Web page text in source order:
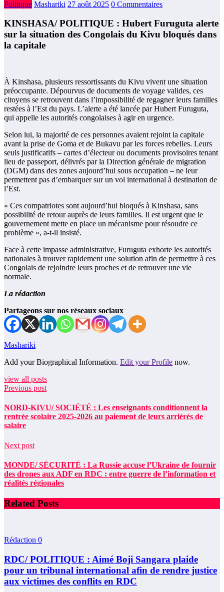
Politique Mashariki 27 août 2025 0 Commentaires
KINSHASA/ POLITIQUE : Hubert Furuguta alerte
sur la situation des Congolais du Kivu bloqués dans
la capitale
À Kinshasa, plusieurs ressortissants du Kivu vivent une situation
préoccupante. Dépourvus de documents de voyage valides, ces
citoyens se retrouvent dans l’impossibilité de regagner leurs familles
restées à l’Est du pays. L’alerte a été lancée par Hubert Furuguta,
qui appelle les autorités congolaises à agir en urgence.
Selon lui, la majorité de ces personnes avaient rejoint la capitale
avant la prise de Goma et de Bukavu par les forces rebelles. Leurs
seuls justificatifs – cartes d’électeur ou documents provisoires tenant
lieu de passeport, délivrés par la Direction générale de migration
(DGM) dans des zones aujourd’hui sous occupation – ne leur
permettent pas d’embarquer sur un vol international à destination de
l’Est.
« Ces compatriotes sont aujourd’hui bloqués à Kinshasa, sans
possibilité de retour auprès de leurs familles. Il est urgent que le
gouvernement mette en place un mécanisme pour résoudre ce
problème », a-t-il insisté.
Face à cette impasse administrative, Furuguta exhorte les autorités
nationales à trouver rapidement une solution afin de permettre à ces
Congolais de rejoindre leurs proches et de retrouver une vie
normale.
La rédaction
Partageons sur nos réseaux sociaux
Mashariki
Add your Biographical Information. Edit your Profile now.
view all posts
Previous post
NORD-KIVU/ SOCIÉTÉ : Les enseignants conditionnent la
rentrée scolaire 2025-2026 au paiement de leurs arriérés de
salaire
Next post
MONDE/ SÉCURITÉ : La Russie accuse l’Ukraine de fournir
des drones aux ADF en RDC : entre guerre de l’information et
réalités régionales
Related Posts
Rédaction 0
RDC/ POLITIQUE : Aimé Boji Sangara plaide
pour un tribunal international afin de rendre justice
aux victimes des conflits en RDC